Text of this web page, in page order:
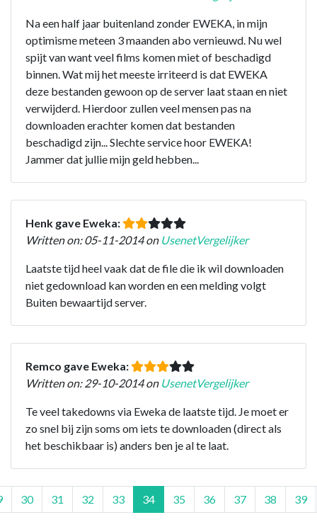
Na een half jaar buitenland zonder EWEKA, in mijn
optimisme meteen 3 maanden abo vernieuwd. Nu wel
spijt van want veel films komen miet of beschadigd
binnen. Wat mij het meeste irriteerd is dat EWEKA
deze bestanden gewoon op de server laat staan en niet
verwijderd. Hierdoor zullen veel mensen pas na
downloaden erachter komen dat bestanden
beschadigd zijn... Slechte service hoor EWEKA!
Jammer dat jullie mijn geld hebben...
Henk gave Eweka:
Written on: 05-11-2014 on UsenetVergelijker
Laatste tijd heel vaak dat de file die ik wil downloaden
niet gedownload kan worden en een melding volgt
Buiten bewaartijd server.
Remco gave Eweka:
Written on: 29-10-2014 on UsenetVergelijker
Te veel takedowns via Eweka de laatste tijd. Je moet er
zo snel bij zijn soms om iets te downloaden (direct als
het beschikbaar is) anders ben je al te laat.
30 31 32 33 34 35 36 37 38 39